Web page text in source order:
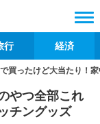
行 経済
買ったけど大当たり！
やつ全部これ
チングッズ